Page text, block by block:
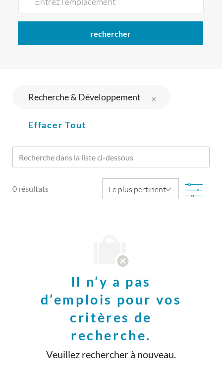
Location
rechercher
Recherche & Développement
Effacer Tout
Recherche
la
0 résultats
Il n’y a pas
d’emplois pour vos
critères de
recherche.
Veuillez rechercher à nouveau.